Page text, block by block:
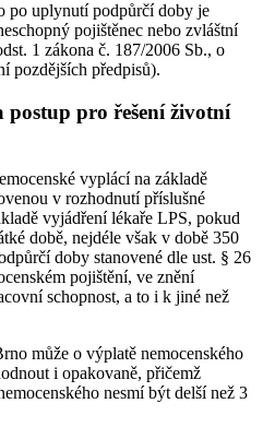
po uplynutí podpůrčí doby je
pojištěnec nebo zvláštní
1 zákona č. 187/2006 Sb., o
pozdějších předpisů).
pro řešení životní
vyplácí na základě
v rozhodnutí příslušné
vyjádření lékaře LPS, pokud
době, nejdéle však v době 350
doby stanovené dle ust. § 26
pojištění, ve znění
schopnost, a to i k jiné než
může o výplatě nemocenského
i opakovaně, přičemž
nesmí být delší než 3